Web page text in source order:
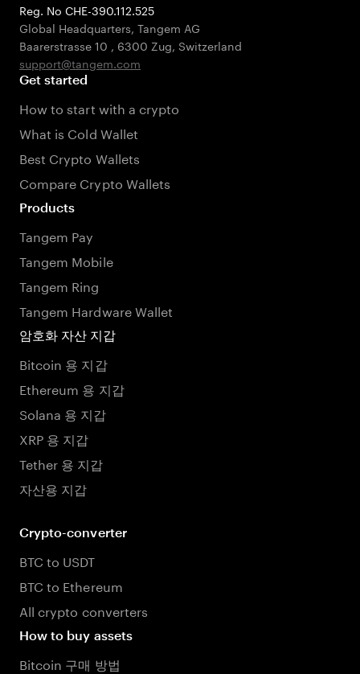
Reg. No CHE-390.112.525
Global Headquarters, Tangem AG
Baarerstrasse 10 , 6300 Zug, Switzerland
support@tangem.com
Get started
How to start with a crypto
What is Cold Wallet
Best Crypto Wallets
Compare Crypto Wallets
Products
Tangem Pay
Tangem Mobile
Tangem Ring
Tangem Hardware Wallet
암호화 자산 지갑
Bitcoin 용 지갑
Ethereum 용 지갑
Solana 용 지갑
XRP 용 지갑
Tether 용 지갑
자산용 지갑
Crypto-converter
BTC to USDT
BTC to Ethereum
All crypto converters
How to buy assets
Bitcoin 구매 방법